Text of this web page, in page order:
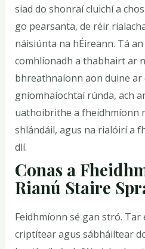
siad do shonraí cluichí a
go pearsanta, de réir
náisiúnta na hÉireann. Tá
comhlíonadh a thabhairt ar
bhreathnaíonn aon duine ar
gníomhaíochtaí rúnda, ach
uathoibrithe a fheidhmíonn
shlándáil, agus na rialóirí a
dlí.
Conas a
Rianú Staire
Feidhmíonn sé gan stró. Tar
criptítear agus sábháiltear